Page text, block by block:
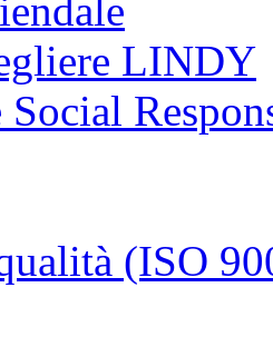
LINDY
Social
(ISO